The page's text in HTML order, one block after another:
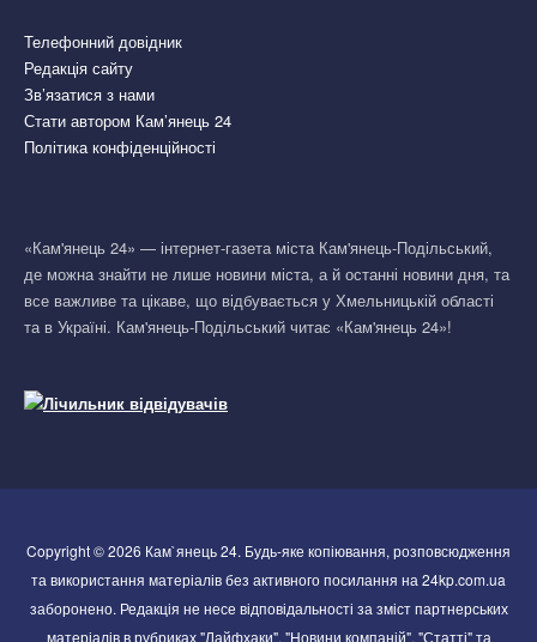
Телефонний довідник
Редакція сайту
Зв’язатися з нами
Стати автором Кам’янець 24
Політика конфіденційності
«Кам'янець 24» — інтернет-газета міста Кам'янець-Подільський,
де можна знайти не лише новини міста, а й останні новини дня, та
все важливе та цікаве, що відбувається у Хмельницькій області
та в Україні. Кам'янець-Подільський читає «Кам'янець 24»!
Copyright © 2026 Кам`янець 24. Будь-яке копіювання, розповсюдження
та використання матеріалів без активного посилання на 24kp.com.ua
заборонено. Редакція не несе відповідальності за зміст партнерських
матеріалів в рубриках "Лайфхаки", "Новини компаній", "Статті" та